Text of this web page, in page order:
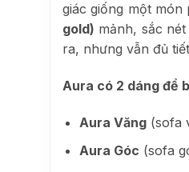
giác giống một
gold) mảnh, sắc
ra, nhưng vẫn đủ
Aura có 2 dáng để
Aura Văng(sofa
Aura Góc (sofa